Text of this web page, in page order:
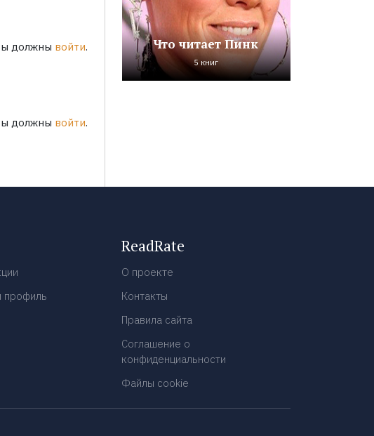
должны войти.
должны войти.
Что читает Пинк
5 книг
профиль
ReadRate
О проекте
Контакты
Правила сайта
Соглашение о
конфиденциальности
Файлы cookie